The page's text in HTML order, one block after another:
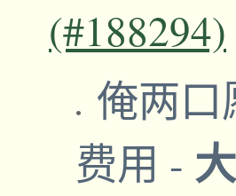
(#188294)
俺两口
费用 -